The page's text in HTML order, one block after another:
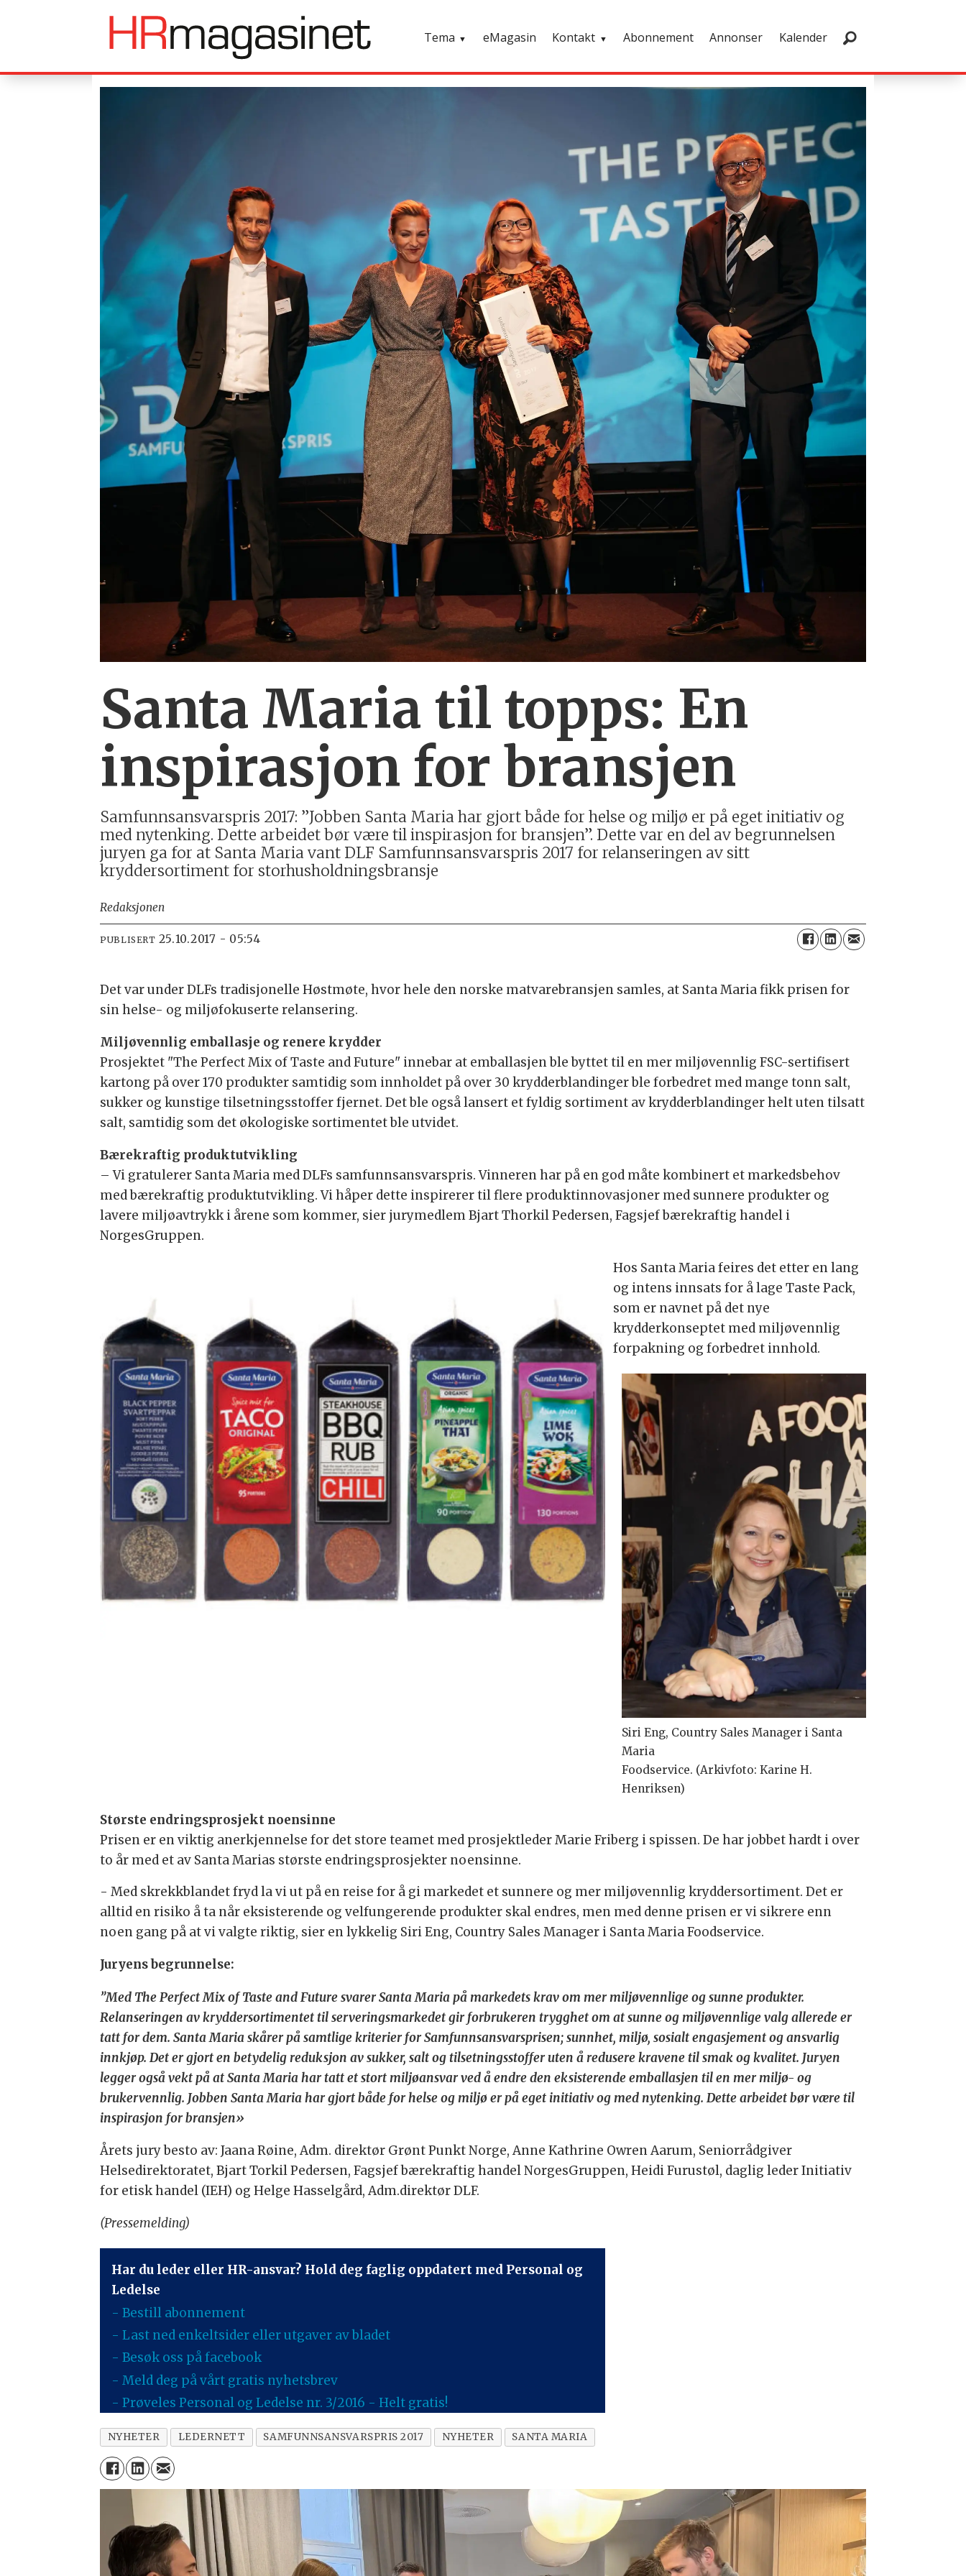
Tema eMagasin Kontakt Abonnement Annonser Kalender
Santa Maria til topps: En
inspirasjon for bransjen
Samfunnsansvarspris 2017: ”Jobben Santa Maria har gjort både for helse og miljø er på eget initiativ og
med nytenking. Dette arbeidet bør være til inspirasjon for bransjen”. Dette var en del av begrunnelsen
juryen ga for at Santa Maria vant DLF Samfunnsansvarspris 2017 for relanseringen av sitt
kryddersortiment for storhusholdningsbransje
Redaksjonen
PUBLISERT 25.10.2017 - 05:54
Det var under DLFs tradisjonelle Høstmøte, hvor hele den norske matvarebransjen samles, at Santa Maria fikk prisen for
sin helse- og miljøfokuserte relansering.
Miljøvennlig emballasje og renere krydder
Prosjektet "The Perfect Mix of Taste and Future" innebar at emballasjen ble byttet til en mer miljøvennlig FSC-sertifisert
kartong på over 170 produkter samtidig som innholdet på over 30 krydderblandinger ble forbedret med mange tonn salt,
sukker og kunstige tilsetningsstoffer fjernet. Det ble også lansert et fyldig sortiment av krydderblandinger helt uten tilsatt
salt, samtidig som det økologiske sortimentet ble utvidet.
Bærekraftig produktutvikling
– Vi gratulerer Santa Maria med DLFs samfunnsansvarspris. Vinneren har på en god måte kombinert et markedsbehov
med bærekraftig produktutvikling. Vi håper dette inspirerer til flere produktinnovasjoner med sunnere produkter og
lavere miljøavtrykk i årene som kommer, sier jurymedlem Bjart Thorkil Pedersen, Fagsjef bærekraftig handel i
NorgesGruppen.
Hos Santa Maria feires det etter en lang
og intens innsats for å lage Taste Pack,
som er navnet på det nye
krydderkonseptet med miljøvennlig
forpakning og forbedret innhold.
Siri Eng, Country Sales Manager i Santa
Maria
Foodservice. (Arkivfoto: Karine H.
Henriksen)
Største endringsprosjekt noensinne
Prisen er en viktig anerkjennelse for det store teamet med prosjektleder Marie Friberg i spissen. De har jobbet hardt i over
to år med et av Santa Marias største endringsprosjekter noensinne.
- Med skrekkblandet fryd la vi ut på en reise for å gi markedet et sunnere og mer miljøvennlig kryddersortiment. Det er
alltid en risiko å ta når eksisterende og velfungerende produkter skal endres, men med denne prisen er vi sikrere enn
noen gang på at vi valgte riktig, sier en lykkelig Siri Eng, Country Sales Manager i Santa Maria Foodservice.
Juryens begrunnelse:
”Med The Perfect Mix of Taste and Future svarer Santa Maria på markedets krav om mer miljøvennlige og sunne produkter.
Relanseringen av kryddersortimentet til serveringsmarkedet gir forbrukeren trygghet om at sunne og miljøvennlige valg allerede er
tatt for dem. Santa Maria skårer på samtlige kriterier for Samfunnsansvarsprisen; sunnhet, miljø, sosialt engasjement og ansvarlig
innkjøp. Det er gjort en betydelig reduksjon av sukker, salt og tilsetningsstoffer uten å redusere kravene til smak og kvalitet. Juryen
legger også vekt på at Santa Maria har tatt et stort miljøansvar ved å endre den eksisterende emballasjen til en mer miljø- og
brukervennlig. Jobben Santa Maria har gjort både for helse og miljø er på eget initiativ og med nytenking. Dette arbeidet bør være til
inspirasjon for bransjen»
Årets jury besto av: Jaana Røine, Adm. direktør Grønt Punkt Norge, Anne Kathrine Owren Aarum, Seniorrådgiver
Helsedirektoratet, Bjart Torkil Pedersen, Fagsjef bærekraftig handel NorgesGruppen, Heidi Furustøl, daglig leder Initiativ
for etisk handel (IEH) og Helge Hasselgård, Adm.direktør DLF.
(Pressemelding)
Har du leder eller HR-ansvar? Hold deg faglig oppdatert med Personal og
Ledelse
- Bestill abonnement
- Last ned enkeltsider eller utgaver av bladet
- Besøk oss på facebook
- Meld deg på vårt gratis nyhetsbrev
- Prøveles Personal og Ledelse nr. 3/2016 - Helt gratis!
NYHETER LEDERNETT SAMFUNNSANSVARSPRIS 2017 NYHETER SANTA MARIA